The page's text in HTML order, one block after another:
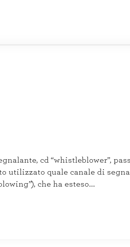
cd “whistleblower”,
quale canale di
che ha esteso...